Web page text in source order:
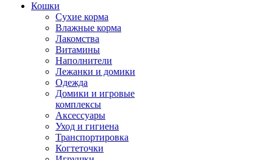
Кошки
Сухие корма
Влажные корма
Лакомства
Витамины
Наполнители
Лежанки и домики
Одежда
Домики и игровые
комплексы
Аксессуары
Уход и гигиена
Транспортировка
Когтеточки